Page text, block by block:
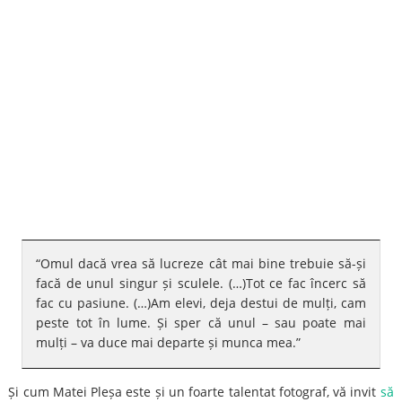
“Omul dacă vrea să lucreze cât mai bine trebuie să-și
facă de unul singur și sculele. (…)Tot ce fac încerc să
fac cu pasiune. (…)Am elevi, deja destui de mulți, cam
peste tot în lume. Și sper că unul – sau poate mai
mulți – va duce mai departe și munca mea.”
Și cum Matei Pleșa este și un foarte talentat fotograf, vă invit să